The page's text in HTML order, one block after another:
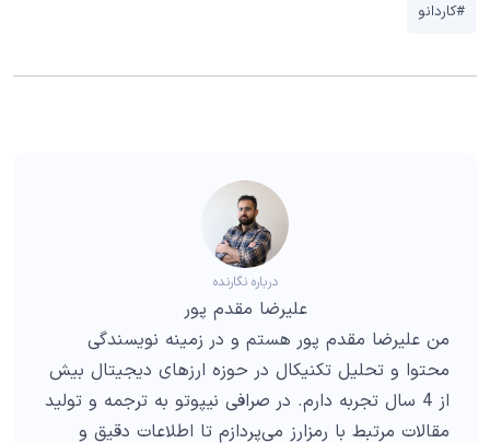
#کاردانو
درباره نگارنده
علیرضا مقدم پور
من علیرضا مقدم پور هستم و در زمینه نویسندگی
محتوا و تحلیل تکنیکال در حوزه ارزهای دیجیتال بیش
از 4 سال تجربه دارم. در صرافی نیپوتو به ترجمه و تولید
مقالات مرتبط با رمزارز می‌پردازم تا اطلاعات دقیق و